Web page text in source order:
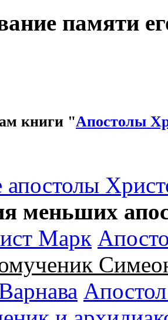
памяти
книги "Апостолы
меньших
Марк